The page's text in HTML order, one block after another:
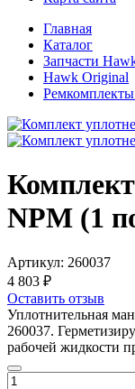
Главная
Каталог
Запчасти
Hawk Original
NPM (1
Артикул: 260037
4 803 ₽
Оставить отзыв
Уплотнительная
260037.
рабочей жидкости